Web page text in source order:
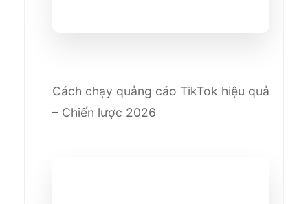
Cách chạy quảng cáo TikTok hiệu quả
– Chiến lược 2026